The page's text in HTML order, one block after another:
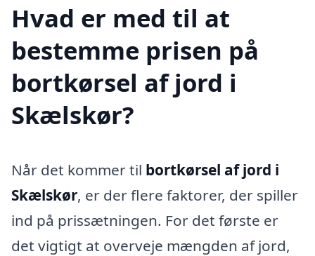
Hvad er med til at
bestemme prisen på
bortkørsel af jord i
Skælskør?
Når det kommer til bortkørsel af jord i
Skælskør, er der flere faktorer, der spiller
ind på prissætningen. For det første er
det vigtigt at overveje mængden af jord,